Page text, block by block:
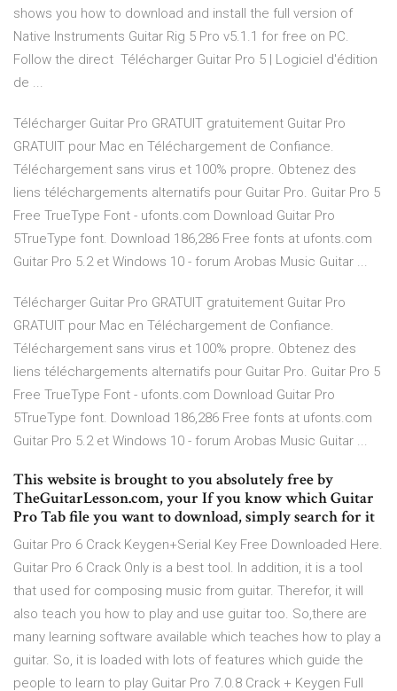
shows you how to download and install the full version of
Native Instruments Guitar Rig 5 Pro v5.1.1 for free on PC.
Follow the direct Télécharger Guitar Pro 5 | Logiciel d'édition
de ...
Télécharger Guitar Pro GRATUIT gratuitement Guitar Pro
GRATUIT pour Mac en Téléchargement de Confiance.
Téléchargement sans virus et 100% propre. Obtenez des
liens téléchargements alternatifs pour Guitar Pro. Guitar Pro 5
Free TrueType Font - ufonts.com Download Guitar Pro
5TrueType font. Download 186,286 Free fonts at ufonts.com
Guitar Pro 5.2 et Windows 10 - forum Arobas Music Guitar ...
Télécharger Guitar Pro GRATUIT gratuitement Guitar Pro
GRATUIT pour Mac en Téléchargement de Confiance.
Téléchargement sans virus et 100% propre. Obtenez des
liens téléchargements alternatifs pour Guitar Pro. Guitar Pro 5
Free TrueType Font - ufonts.com Download Guitar Pro
5TrueType font. Download 186,286 Free fonts at ufonts.com
Guitar Pro 5.2 et Windows 10 - forum Arobas Music Guitar ...
This website is brought to you absolutely free by
TheGuitarLesson.com, your If you know which Guitar
Pro Tab file you want to download, simply search for it
Guitar Pro 6 Crack Keygen+Serial Key Free Downloaded Here.
Guitar Pro 6 Crack Only is a best tool. In addition, it is a tool
that used for composing music from guitar. Therefor, it will
also teach you how to play and use guitar too. So,there are
many learning software available which teaches how to play a
guitar. So, it is loaded with lots of features which guide the
people to learn to play Guitar Pro 7.0.8 Crack + Keygen Full